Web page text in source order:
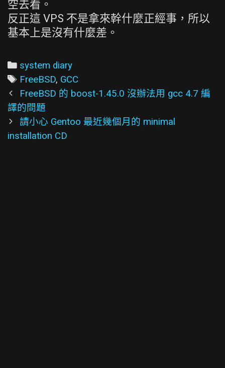
空去看。
反正這 VPS 不是拿來幹什麼正經事，所以
基本上是沒有什麼差。
Categories
system diary
Tags
FreeBSD, GCC
Post
navigation
FreeBSD 的 boost-1.45.0 沒辦法用 gcc 4.7 編
譯的問題
請小心 Gentoo 最近幾個月的 minimal
installation CD